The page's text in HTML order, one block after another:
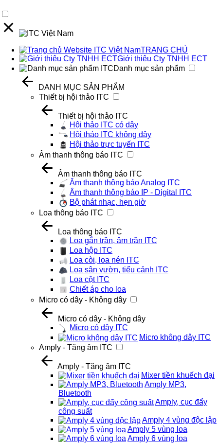
TRANG CHỦ
Giới thiệu Cty TNHH ECT
Danh mục sản phẩm
DANH MỤC SẢN PHẨM
Thiết bị hội thảo ITC
Thiết bị hội thảo ITC
Hội thảo ITC có dây
Hội thảo ITC không dây
Hội thảo trực tuyến ITC
Âm thanh thông báo ITC
Âm thanh thông báo ITC
Âm thanh thông báo Analog ITC
Âm thanh thông báo IP - Digital ITC
Bộ phát nhạc, hẹn giờ
Loa thông báo ITC
Loa thông báo ITC
Loa gắn trần, âm trần ITC
Loa hộp ITC
Loa còi, loa nén ITC
Loa sân vườn, tiểu cảnh ITC
Loa cột ITC
Chiết áp cho loa
Micro có dây - Không dây
Micro có dây - Không dây
Micro có dây ITC
Micro không dây ITC
Amply - Tăng âm ITC
Amply - Tăng âm ITC
Mixer tiền khuếch đại
Amply MP3,
Bluetooth
Amply, cục đẩy
công suất
Amply 4 vùng độc lập
Amply 5 vùng loa
Amply 6 vùng loa